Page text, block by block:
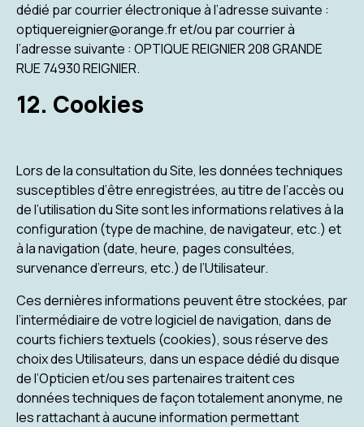
dédié par courrier électronique à l’adresse suivante :
optiquereignier@orange.fr et/ou par courrier à
l’adresse suivante : OPTIQUE REIGNIER 208 GRANDE
RUE 74930 REIGNIER.
12. Cookies
Lors de la consultation du Site, les données techniques
susceptibles d’être enregistrées, au titre de l’accès ou
de l’utilisation du Site sont les informations relatives à la
configuration (type de machine, de navigateur, etc.) et
à la navigation (date, heure, pages consultées,
survenance d’erreurs, etc.) de l’Utilisateur.
Ces dernières informations peuvent être stockées, par
l’intermédiaire de votre logiciel de navigation, dans de
courts fichiers textuels (cookies), sous réserve des
choix des Utilisateurs, dans un espace dédié du disque
de l’Opticien et/ou ses partenaires traitent ces
données techniques de façon totalement anonyme, ne
les rattachant à aucune information permettant